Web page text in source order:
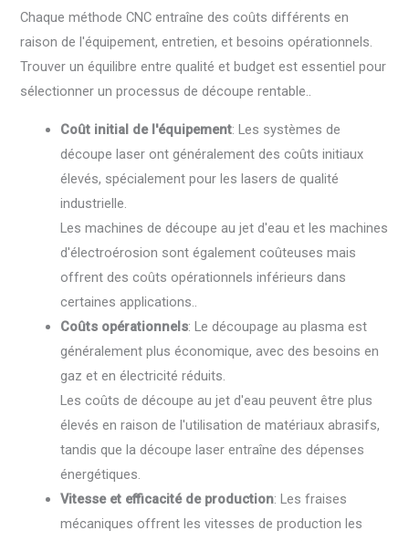
Chaque méthode CNC entraîne des coûts différents en
raison de l'équipement, entretien, et besoins opérationnels.
Trouver un équilibre entre qualité et budget est essentiel pour
sélectionner un processus de découpe rentable..
Coût initial de l'équipement: Les systèmes de
découpe laser ont généralement des coûts initiaux
élevés, spécialement pour les lasers de qualité
industrielle.
Les machines de découpe au jet d'eau et les machines
d'électroérosion sont également coûteuses mais
offrent des coûts opérationnels inférieurs dans
certaines applications..
Coûts opérationnels: Le découpage au plasma est
généralement plus économique, avec des besoins en
gaz et en électricité réduits.
Les coûts de découpe au jet d'eau peuvent être plus
élevés en raison de l'utilisation de matériaux abrasifs,
tandis que la découpe laser entraîne des dépenses
énergétiques.
Vitesse et efficacité de production: Les fraises
mécaniques offrent les vitesses de production les